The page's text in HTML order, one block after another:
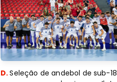
D.Seleção de andebol de sub-18